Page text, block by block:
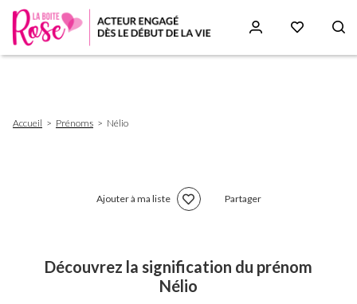
d'Ariane
Accueil Prénoms Nélio
Ajouter à ma liste Partager
Découvrez la signification du prénom
Nélio